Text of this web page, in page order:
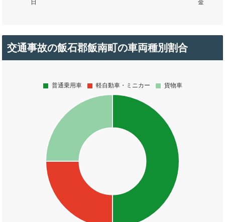
交通事故の飯石郡飯南町の車両種別割合